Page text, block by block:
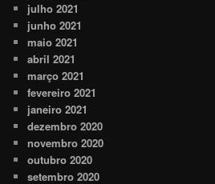
julho 2021
junho 2021
maio 2021
abril 2021
março 2021
fevereiro 2021
janeiro 2021
dezembro 2020
novembro 2020
outubro 2020
setembro 2020